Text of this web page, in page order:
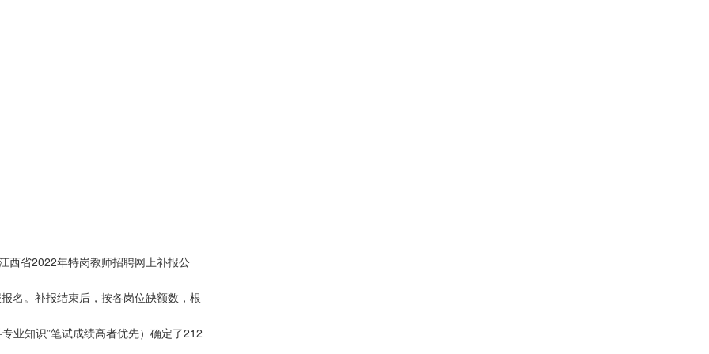
西省2022年特岗教师招聘网上补报公
名。补报结束后，按各岗位缺额数，根
业知识”笔试成绩高者优先）确定了212